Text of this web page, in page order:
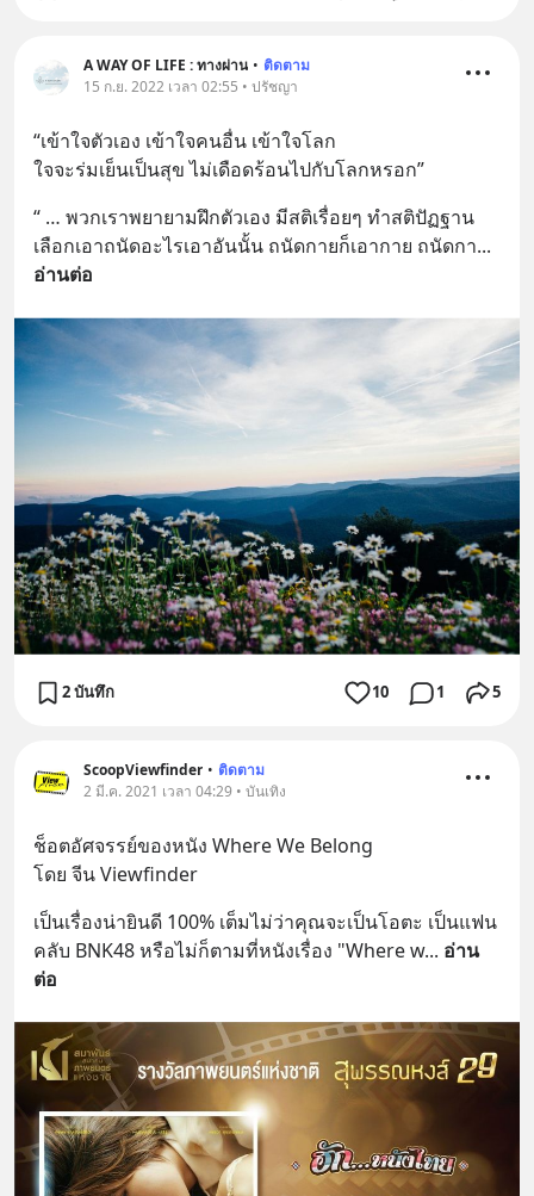
A WAY OF LIFE : ทางผ่าน • ติดตาม
15 ก.ย. 2022 เวลา 02:55 • ปรัชญา
“เข้าใจตัวเอง เข้าใจคนอื่น เข้าใจโลก
ใจจะร่มเย็นเป็นสุข ไม่เดือดร้อนไปกับโลกหรอก”
“ … พวกเราพยายามฝึกตัวเอง มีสติเรื่อยๆ ทำสติปัฏฐาน
เลือกเอาถนัดอะไรเอาอันนั้น ถนัดกายก็เอากาย ถนัดกา
อ่านต่อ
2 บันทึก 10 1 5
ScoopViewfinder • ติดตาม
2 มี.ค. 2021 เวลา 04:29 • บันเทิง
ช็อตอัศจรรย์ของหนัง Where We Belong
โดย จีน Viewfinder
เป็นเรื่องน่ายินดี 100% เต็มไม่ว่าคุณจะเป็นโอตะ เป็นแฟน
คลับ BNK48 หรือไม่ก็ตามที่หนังเรื่อง "Where w... อ่าน
ต่อ